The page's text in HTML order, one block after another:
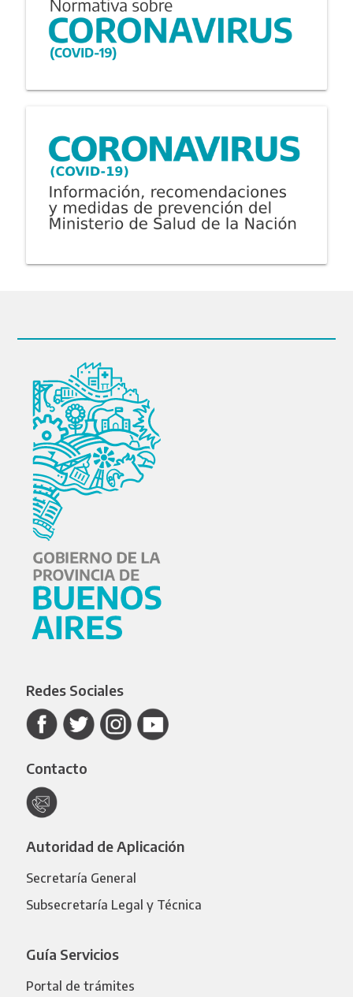
Redes Sociales
Contacto
Autoridad de Aplicación
Secretaría General
Subsecretaría Legal y Técnica
Guía Servicios
Portal de trámites